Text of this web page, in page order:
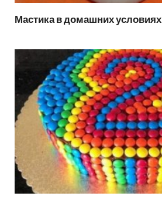
Мастика в домашних условиях